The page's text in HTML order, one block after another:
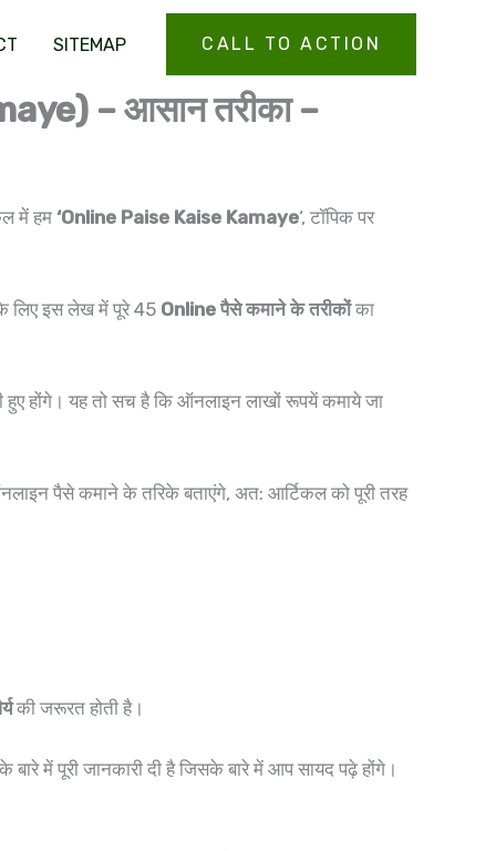
SITEMAP CALL TO ACTION
– आसान तरीका –
में हम ‘Online Paise Kaise Kamaye‘, टॉपिक पर
लिए इस लेख में पूरे 45 Online पैसे कमाने के तरीकोंका
होंगे। यह तो सच है कि ऑनलाइन लाखों रूपयें कमाये जा
पैसे कमाने के तरिके बताएंगे, अत: आर्टिकल को पूरी तरह
की जरूरत होती है।
में पूरी जानकारी दी है जिसके बारे में आप सायद पढ़े होंगे।